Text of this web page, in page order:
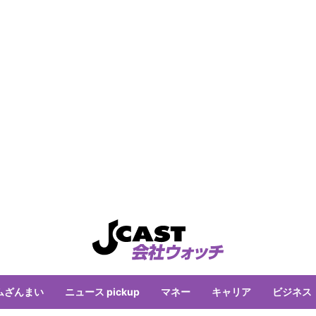
ざんまい ニュース pickup マネー キャリア ビジネス